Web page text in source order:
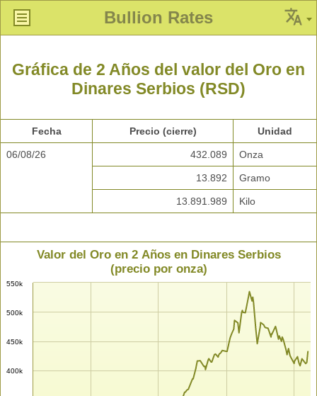
Bullion Rates
Gráfica de 2 Años del valor del Oro en
Dinares Serbios (RSD)
Fecha Precio (cierre) Unidad
06/08/26 432.089 Onza
13.892 Gramo
13.891.989 Kilo
Valor del Oro en 2 Años en Dinares Serbios
(precio por onza)
400k
450k
500k
550k